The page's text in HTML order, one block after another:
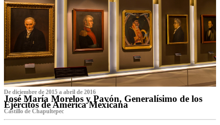
De diciembre de 2015 a abril de 2016
José María Morelos y Pavón, Generalísimo de los
Ejércitos de América Mexicana
C‌astillo de Chapultepec